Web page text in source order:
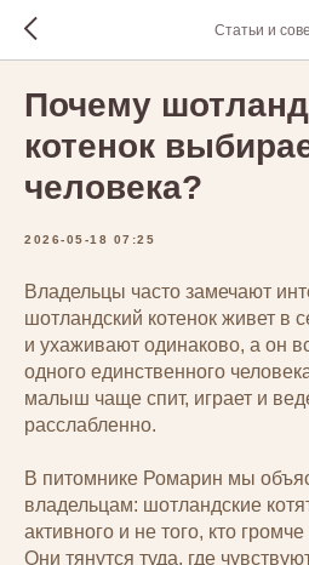
Статьи и
Почему
котенок
человека?
2026-05-18 07:25
Владельцы часто замечают
шотландский котенок живет в
и ухаживают одинаково, а он
одного единственного
малыш чаще спит, играет и
расслабленно.
В питомнике Ромарин мы
владельцам: шотландские
активного и не того, кто
Они тянутся туда, где